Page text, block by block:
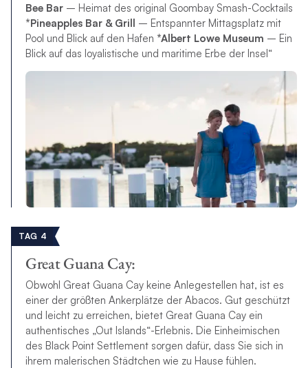
Bee Bar– Heimat des original Goombay Smash-Cocktails
*Pineapples Bar & Grill – Entspannter Mittagsplatz mit
Pool und Blick auf den Hafen *Albert Lowe Museum – Ein
Blick auf das loyalistische und maritime Erbe der Insel“
TAG 4
Great Guana Cay:
Obwohl Great Guana Cay keine Anlegestellen hat, ist es
einer der größten Ankerplätze der Abacos. Gut geschützt
und leicht zu erreichen, bietet Great Guana Cay ein
authentisches „Out Islands“-Erlebnis. Die Einheimischen
des Black Point Settlement sorgen dafür, dass Sie sich in
ihrem malerischen Städtchen wie zu Hause fühlen.